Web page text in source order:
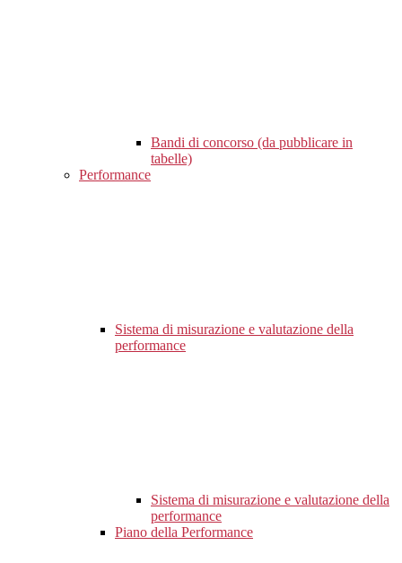
Bandi di concorso (da pubblicare in
tabelle)
Performance
Sistema di misurazione e valutazione della
performance
Sistema di misurazione e valutazione della
performance
Piano della Performance